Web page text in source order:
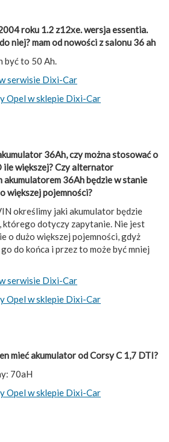
roku 1.2 z12xe. wersja essentia.
niej? mam od nowości z salonu 36 ah
być to 50 Ah.
serwisie Dixi-Car
Opel w sklepie Dixi-Car
36Ah, czy można stosować o
ile większej? Czy alternator
akumulatorem 36Ah będzie w stanie
większej pojemności?
określimy jaki akumulator będzie
którego dotyczy zapytanie. Nie jest
o dużo większej pojemności, gdyż
do końca i przez to może być mniej
serwisie Dixi-Car
Opel w sklepie Dixi-Car
mieć akumulator od Corsy C 1,7 DTI?
70aH
Opel w sklepie Dixi-Car